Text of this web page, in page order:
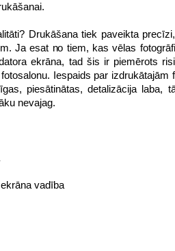
Drukāšana tiek paveikta
Ja esat no tiem, kas vēlas
ekrāna, tad šis ir piemērots
Iespaids par izdrukātajām
piesātinātas, detalizācija laba,
nevajag.
vadība